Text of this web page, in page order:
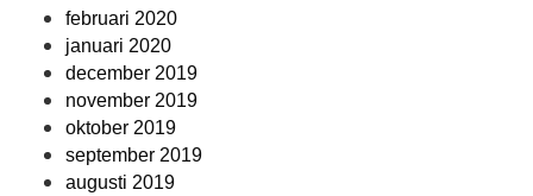
februari 2020
januari 2020
december 2019
november 2019
oktober 2019
september 2019
augusti 2019